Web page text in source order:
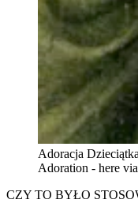
Adoracja
Adoration - here
CZY TO BYŁO